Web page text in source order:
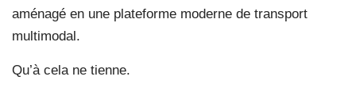
aménagé en une plateforme moderne de transport
multimodal.
Qu’à cela ne tienne.